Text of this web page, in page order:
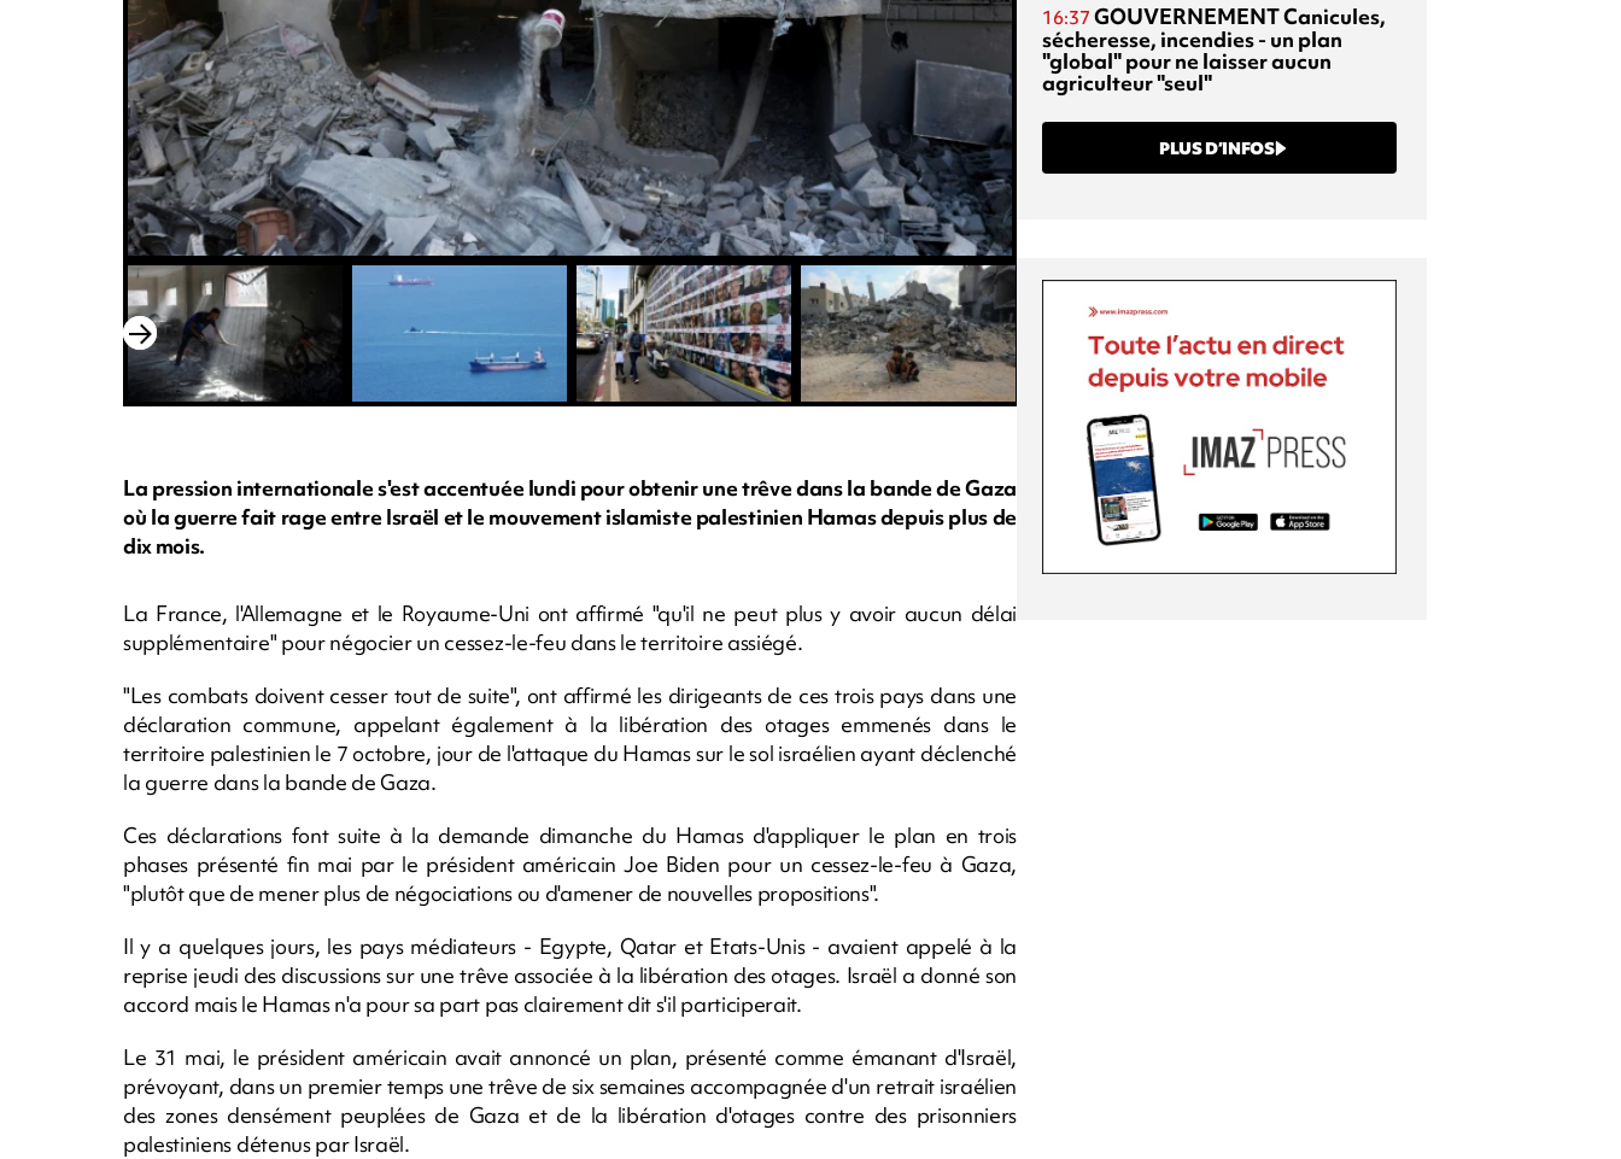
La pression internationale s'est accentuée lundi pour obtenir une trêve dans la bande de Gaza
où la guerre fait rage entre Israël et le mouvement islamiste palestinien Hamas depuis plus de
dix mois.
La France, l'Allemagne et le Royaume-Uni ont affirmé "qu'il ne peut plus y avoir aucun délai
supplémentaire" pour négocier un cessez-le-feu dans le territoire assiégé.
"Les combats doivent cesser tout de suite", ont affirmé les dirigeants de ces trois pays dans une
déclaration commune, appelant également à la libération des otages emmenés dans le
territoire palestinien le 7 octobre, jour de l'attaque du Hamas sur le sol israélien ayant déclenché
la guerre dans la bande de Gaza.
Ces déclarations font suite à la demande dimanche du Hamas d'appliquer le plan en trois
phases présenté fin mai par le président américain Joe Biden pour un cessez-le-feu à Gaza,
"plutôt que de mener plus de négociations ou d'amener de nouvelles propositions".
Il y a quelques jours, les pays médiateurs - Egypte, Qatar et Etats-Unis - avaient appelé à la
reprise jeudi des discussions sur une trêve associée à la libération des otages. Israël a donné son
accord mais le Hamas n'a pour sa part pas clairement dit s'il participerait.
Le 31 mai, le président américain avait annoncé un plan, présenté comme émanant d'Israël,
prévoyant, dans un premier temps une trêve de six semaines accompagnée d'un retrait israélien
des zones densément peuplées de Gaza et de la libération d'otages contre des prisonniers
palestiniens détenus par Israël.
16:37 GOUVERNEMENTCanicules,
sécheresse, incendies - un plan
"global" pour ne laisser aucun
agriculteur "seul"
PLUS D’INFOS